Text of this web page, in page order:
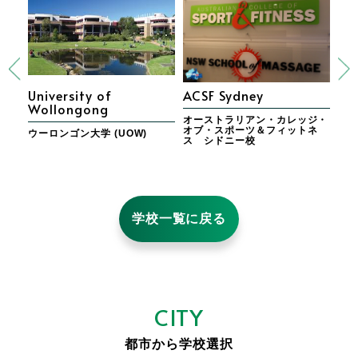
University of
Wollongong
ウーロンゴン大学 (UOW)
ACSF Sydney
オーストラリアン・カレッジ・
オブ・スポーツ＆フィットネ
ス シドニー校
学校一覧に戻る
CITY
都市から学校選択